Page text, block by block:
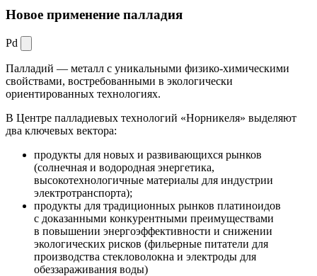
Новое применение палладия
Pd
Палладий — металл с уникальными физико-химическими
свойствами, востребованными в экологически
ориентированных технологиях.
В Центре палладиевых технологий «Норникеля» выделяют
два ключевых вектора:
продукты для новых и развивающихся рынков
(солнечная и водородная энергетика,
высокотехнологичные материалы для индустрии
электротранспорта);
продукты для традиционных рынков платиноидов
с доказанными конкурентными преимуществами
в повышении энергоэффективности и снижении
экологических рисков (фильерные питатели для
производства стекловолокна и электроды для
обеззараживания воды)